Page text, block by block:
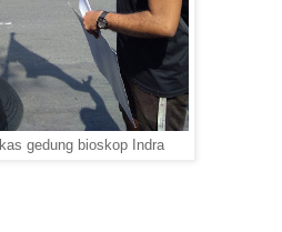
gedung bioskop Indra